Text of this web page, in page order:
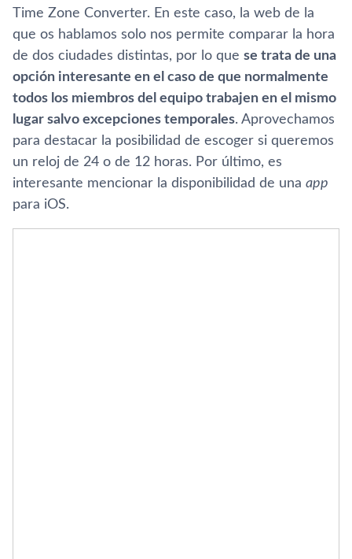
Time Zone Converter. En este caso, la web de la
que os hablamos solo nos permite comparar la hora
de dos ciudades distintas, por lo que se trata de una
opción interesante en el caso de que normalmente
todos los miembros del equipo trabajen en el mismo
lugar salvo excepciones temporales. Aprovechamos
para destacar la posibilidad de escoger si queremos
un reloj de 24 o de 12 horas. Por último, es
interesante mencionar la disponibilidad de una app
para iOS.